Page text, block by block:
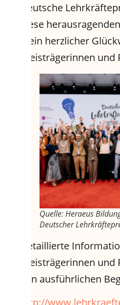
Deutsche
diese
Mein herzlicher
Preisträgerinnen und
Quelle: Heraeus
Deutscher
Detaillierte
Preisträgerinnen
den ausführlichen